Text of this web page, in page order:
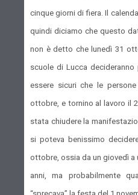
cinque giorni di fiera. Il
quindi diciamo che questo
non è detto che lunedì 31
scuole di Lucca
essere sicuri che le
ottobre, e tornino al lavoro il
stata chiudere la
si poteva benissimo
ottobre, ossia da un giovedì a
anni, ma probabilmente